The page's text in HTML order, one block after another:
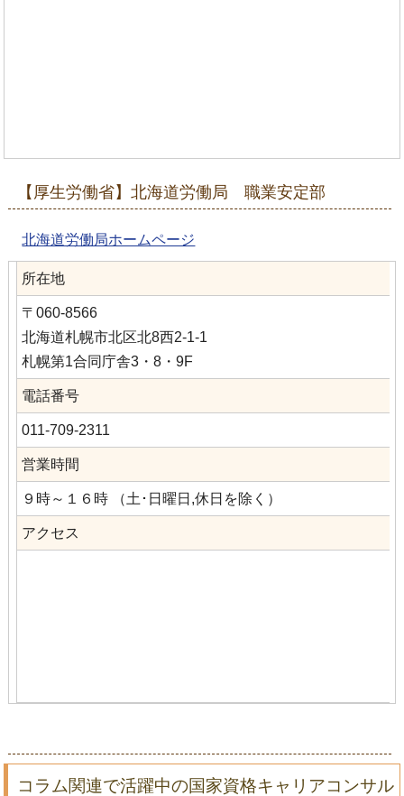
【厚生労働省】北海道労働局 職業安定部
北海道労働局ホームページ
所在地
〒060-8566
北海道札幌市北区北8西2-1-1
札幌第1合同庁舎3・8・9F
電話番号
011-709-2311
営業時間
９時～１６時 （土･日曜日,休日を除く）
アクセス
コラム関連で活躍中の国家資格キャリアコンサル